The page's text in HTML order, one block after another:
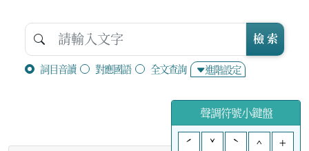
詞目音讀 對應國語 全文查詢 進階設定
檢 索
聲調符號小鍵盤
ˊ
ˇ ˋ ^ +